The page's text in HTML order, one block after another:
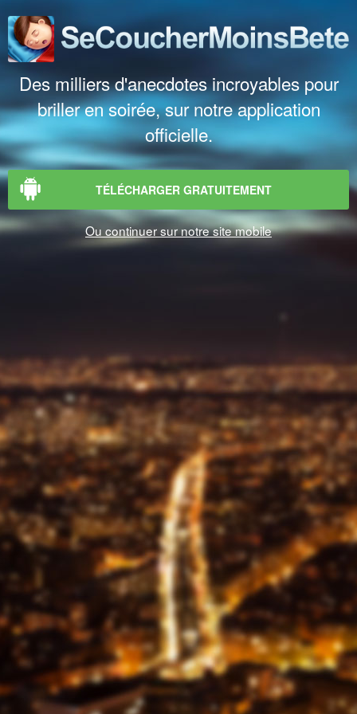
Des milliers d'anecdotes incroyables pour
briller en soirée, sur notre application
officielle.
TÉLÉCHARGER GRATUITEMENT
Ou continuer sur notre site mobile